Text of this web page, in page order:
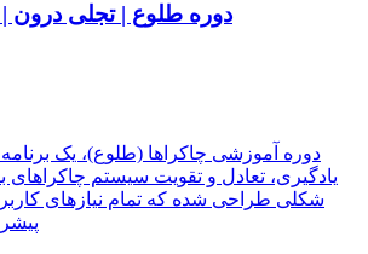
دوره طلوع | تجلی درون |
دوره آموزشی چاکراها (طلوع)، یک
یادگیری، تعادل و تقویت سیستم چاکراهای
شکلی طراحی شده که تمام نیازهای